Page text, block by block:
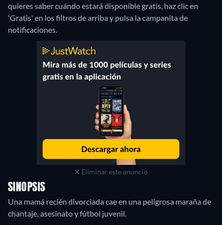
quieres saber cuándo estará disponible gratis, haz clic en
'Gratis' en los filtros de arriba y pulsa la campanita de
notificaciones.
Eliminar este anuncio
SINOPSIS
Una mamá recién divorciada cae en una peligrosa maraña de
chantaje, asesinato y fútbol juvenil.